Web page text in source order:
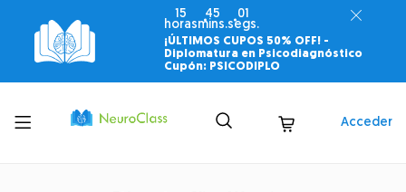
15
horas
45
mins.
00
segs.
¡ÚLTIMOS CUPOS 50% OFF! -
Diplomatura en Psicodiagnóstico
Cupón: PSICODIPLO
Toggle
menu
Acceder